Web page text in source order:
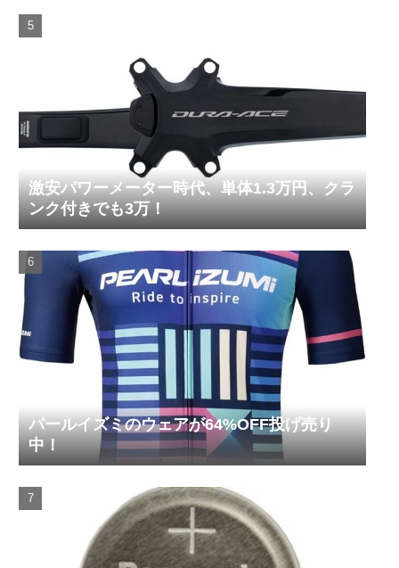
激安パワーメーター時代、単体1.3万円、クラ
ンク付きでも3万！
パールイズミのウェアが64%OFF投げ売り
中！